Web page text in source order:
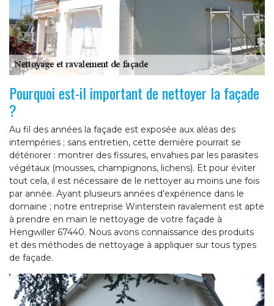
Pourquoi est-il important de nettoyer la façade
?
Au fil des années la façade est exposée aux aléas des
intempéries ; sans entretien, cette dernière pourrait se
détériorer : montrer des fissures, envahies par les parasites
végétaux (mousses, champignons, lichens). Et pour éviter
tout cela, il est nécessaire de le nettoyer au moins une fois
par année. Ayant plusieurs années d’expérience dans le
domaine ; notre entreprise Winterstein ravalement est apte
à prendre en main le nettoyage de votre façade à
Hengwiller 67440. Nous avons connaissance des produits
et des méthodes de nettoyage à appliquer sur tous types
de façade.